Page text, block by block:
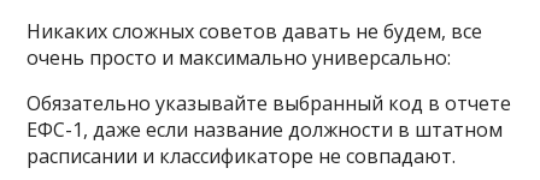
Никаких сложных советов давать не будем, все
очень просто и максимально универсально:
Обязательно указывайте выбранный код в отчете
ЕФС-1, даже если название должности в штатном
расписании и классификаторе не совпадают.